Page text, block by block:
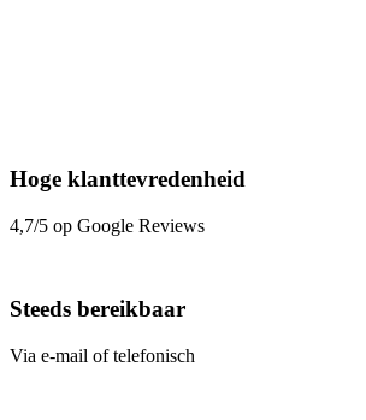
Hoge klanttevredenheid
4,7/5 op Google Reviews
Steeds bereikbaar
Via e-mail of telefonisch